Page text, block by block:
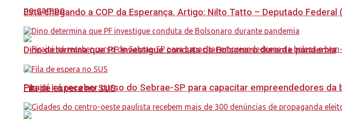
no campo
Pirajuí irá receber curso do Sebrae-SP para capacitar empreendedores da
Está chegando a COP da Esperança. Artigo: Nilto Tatto – Deputado Federal
Dino determina que PF investigue conduta de Bolsonaro durante pandemia
Fila de espera no SUS